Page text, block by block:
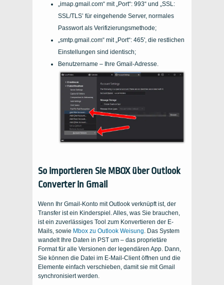
„imap.gmail.com“ mit „Port“: 993“ und „SSL:
SSL/TLS’ für eingehende Server, normales
Passwort als Verifizierungsmethode;
„smtp.gmail.com“ mit „Port“: 465', die restlichen
Einstellungen sind identisch;
Benutzername – Ihre Gmail-Adresse.
So importieren Sie MBOX über Outlook
Converter in Gmail
Wenn Ihr Gmail-Konto mit Outlook verknüpft ist, der
Transfer ist ein Kinderspiel. Alles, was Sie brauchen,
ist ein zuverlässiges Tool zum Konvertieren der E-
Mails, sowie Mbox zu Outlook Weisung . Das System
wandelt Ihre Daten in PST um – das proprietäre
Format für alle Versionen der legendären App. Dann,
Sie können die Datei im E-Mail-Client öffnen und die
Elemente einfach verschieben, damit sie mit Gmail
synchronisiert werden.